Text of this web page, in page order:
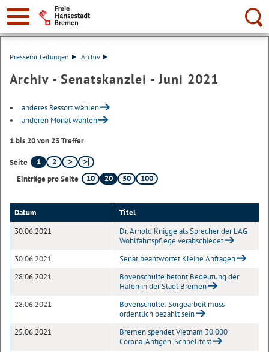
Suche:
Pressemitteilungen Archiv
Archiv - Senatskanzlei - Juni 2021
anderes Ressort wählen
anderen Monat wählen
1 bis 20 von 23 Treffer
Seite 1
2
Einträge pro Seite
10 20 50 100
Datum
Titel
30.06.2021
Dr. Arnold Knigge als Sprecher der LAG
Wohlfahrtspflege verabschiedet
30.06.2021
Senat beantwortet Kleine Anfragen
28.06.2021
Bovenschulte betont Bedeutung der
Häfen in der Stadt Bremen
28.06.2021
Bovenschulte: Sorgearbeit muss
ordentlich bezahlt sein
25.06.2021
Bremen spendet Vietnam 30.000
Corona-Antigen-Schnelltest